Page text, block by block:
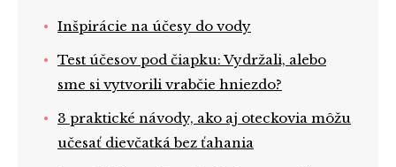
Inšpirácie na účesy do vody
Test účesov pod čiapku: Vydržali, alebo
sme si vytvorili vrabčie hniezdo?
3 praktické návody, ako aj oteckovia môžu
učesať dievčatká bez ťahania